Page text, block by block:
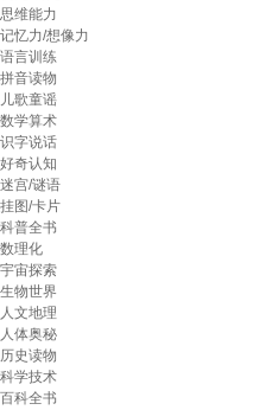
思维能力
记忆力/想像力
语言训练
拼音读物
儿歌童谣
数学算术
识字说话
好奇认知
迷宫/谜语
挂图/卡片
科普全书
数理化
宇宙探索
生物世界
人文地理
人体奥秘
历史读物
科学技术
百科全书